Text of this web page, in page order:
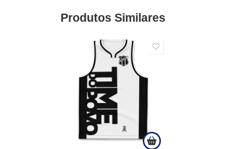
Produtos Similares